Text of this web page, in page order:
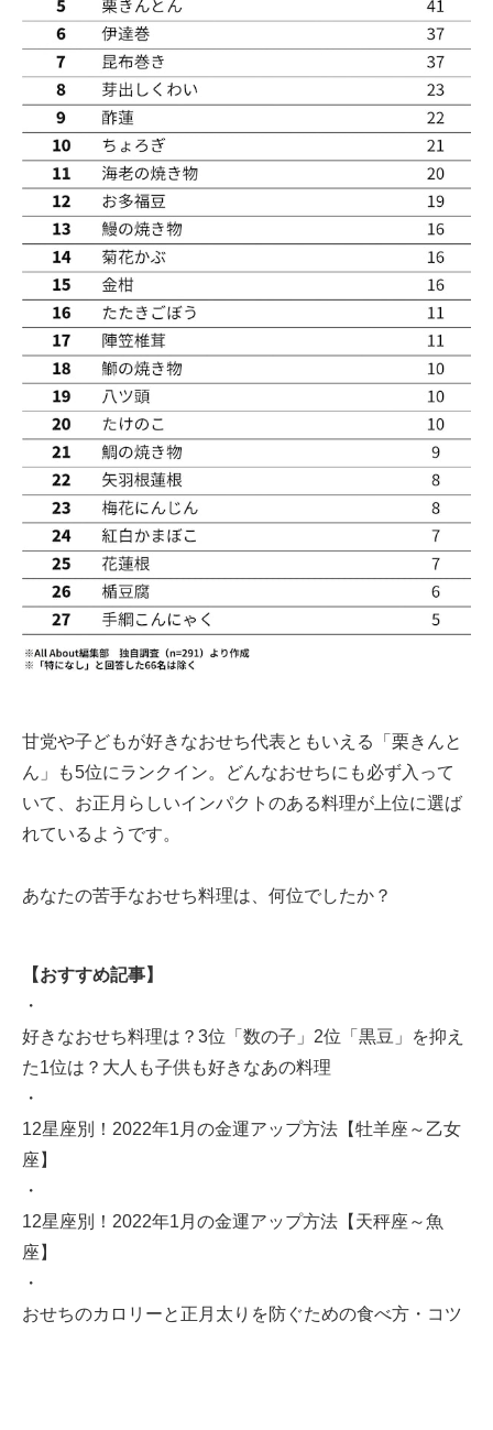
甘党や子どもが好きなおせち代表ともいえる「栗きんと
ん」も5位にランクイン。どんなおせちにも必ず入って
いて、お正月らしいインパクトのある料理が上位に選ば
れているようです。
あなたの苦手なおせち料理は、何位でしたか？
【おすすめ記事】
・
好きなおせち料理は？3位「数の子」2位「黒豆」を抑え
た1位は？大人も子供も好きなあの料理
・
12星座別！2022年1月の金運アップ方法【牡羊座～乙女
座】
・
12星座別！2022年1月の金運アップ方法【天秤座～魚
座】
・
おせちのカロリーと正月太りを防ぐための食べ方・コツ